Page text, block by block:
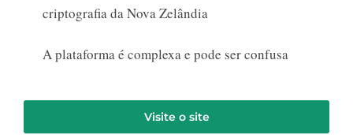
criptografia da Nova Zelândia
A plataforma é complexa e pode ser confusa
Visite o site